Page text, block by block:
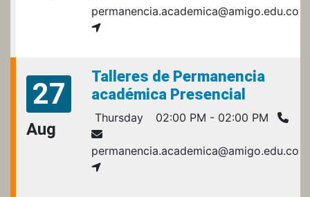
permanencia.academica@amigo.edu.co
27
Aug
Talleres de Permanencia
académica Presencial
Thursday 02:00 PM - 02:00 PM
permanencia.academica@amigo.edu.co